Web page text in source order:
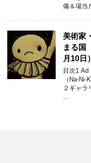
備＆場当
美術家
まる国
月10日）
目次1 Ad
（Na-
２ギャラ
…